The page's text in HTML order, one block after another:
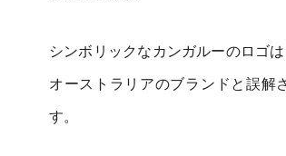
シンボリックなカンガルーのロゴ
オーストラリアのブランドと誤解
す。